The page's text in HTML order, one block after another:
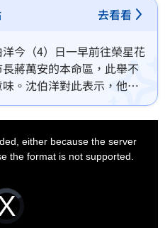
去看看
今（4）日一早前往榮星花
蔣萬安的本命區，此舉不
。沈伯洋對此表示，他完
直接觸、聆聽基層聲音，
運翻新等，能了解市民遇
然更有能力做這些事」，且
有規劃。
either because the server
the format is not supported.